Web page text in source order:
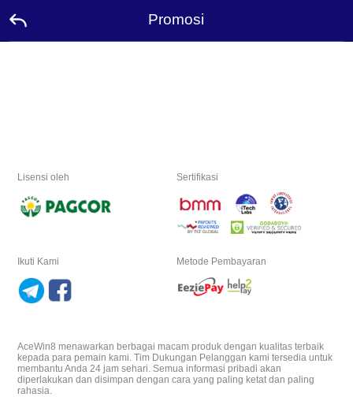
Promosi
Hubungi
Bahasa
Unduh
Lisensi oleh Sertifikasi
Metode Pembayaran
Ikuti Kami
AceWin8 menawarkan berbagai macam produk dengan kualitas terbaik
kepada para pemain kami. Tim Dukungan Pelanggan kami tersedia untuk
membantu Anda 24 jam sehari. Semua informasi pribadi akan
diperlakukan dan disimpan dengan cara yang paling ketat dan paling
rahasia.